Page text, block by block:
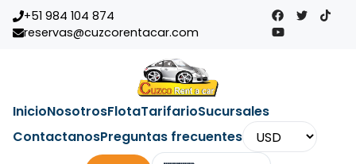
+51 984 104 874
reservas@cuzcorentacar.com
InicioNosotrosFlotaTarifarioSucursales
ContactanosPreguntas frecuentes